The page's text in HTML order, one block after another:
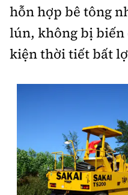
hỗn hợp bê tông
lún, không bị biến
kiện thời tiết bất